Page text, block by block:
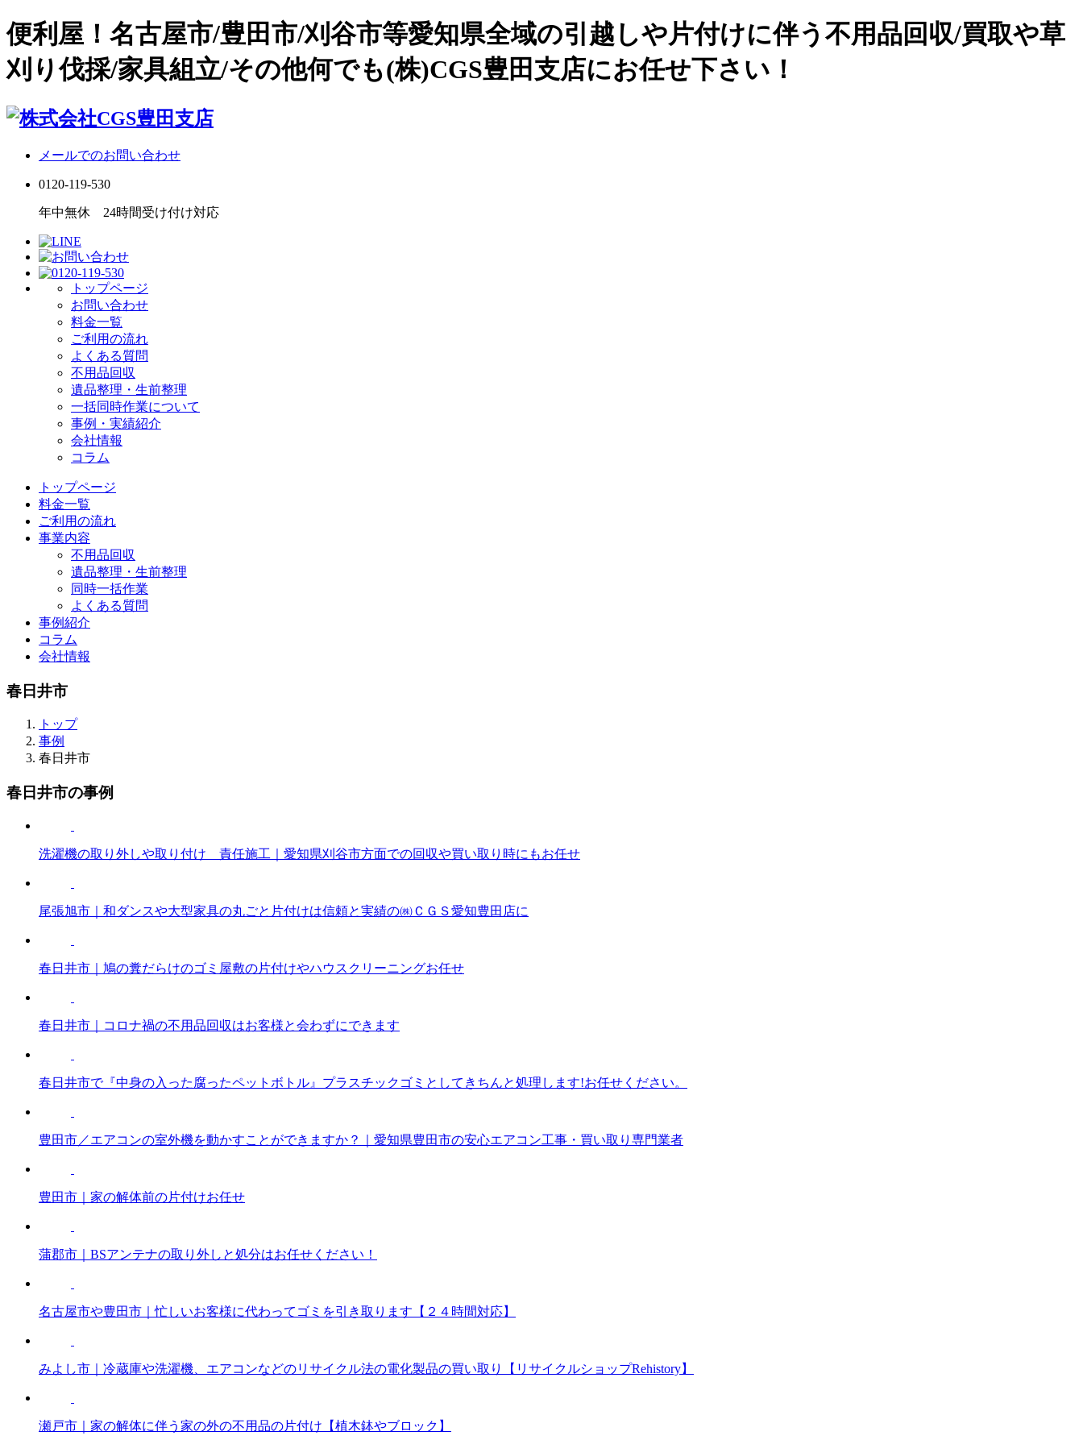
便利屋！名古屋市/豊田市/刈谷市等愛知県全域の引越しや片付けに伴う不用品回収/買取や草
刈り伐採/家具組立/その他何でも(株)CGS豊田支店にお任せ下さい！
メールでのお問い合わせ
0120-119-530
年中無休 24時間受け付け対応
トップページ
お問い合わせ
料金一覧
ご利用の流れ
よくある質問
不用品回収
遺品整理・生前整理
一括同時作業について
事例・実績紹介
会社情報
コラム
トップページ
料金一覧
ご利用の流れ
事業内容
不用品回収
遺品整理・生前整理
同時一括作業
よくある質問
事例紹介
コラム
会社情報
春日井市
トップ
事例
春日井市
春日井市の事例
洗濯機の取り外しや取り付け 責任施工｜愛知県刈谷市方面での回収や買い取り時にもお任せ
尾張旭市｜和ダンスや大型家具の丸ごと片付けは信頼と実績の㈱ＣＧＳ愛知豊田店に
春日井市｜鳩の糞だらけのゴミ屋敷の片付けやハウスクリーニングお任せ
春日井市｜コロナ禍の不用品回収はお客様と会わずにできます
春日井市で『中身の入った腐ったペットボトル』プラスチックゴミとしてきちんと処理します!お任せください。
豊田市／エアコンの室外機を動かすことができますか？｜愛知県豊田市の安心エアコン工事・買い取り専門業者
豊田市｜家の解体前の片付けお任せ
蒲郡市｜BSアンテナの取り外しと処分はお任せください！
名古屋市や豊田市｜忙しいお客様に代わってゴミを引き取ります【２４時間対応】
みよし市｜冷蔵庫や洗濯機、エアコンなどのリサイクル法の電化製品の買い取り【リサイクルショップRehistory】
瀬戸市｜家の解体に伴う家の外の不用品の片付け【植木鉢やブロック】